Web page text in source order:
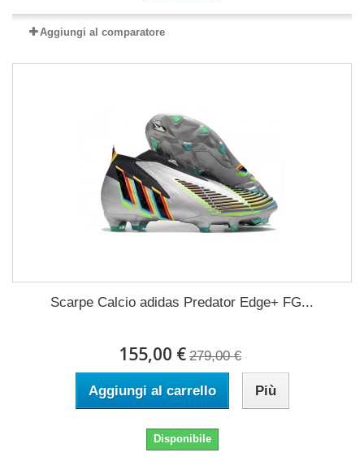
Aggiungi al comparatore
Scarpe Calcio adidas Predator Edge+ FG...
155,00 € 279,00 €
Aggiungi al carrello Più
Disponibile